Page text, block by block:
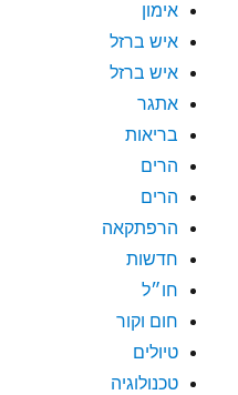
אימון
איש ברזל
איש ברזל
אתגר
בריאות
הרים
הרים
הרפתקאה
חדשות
חו״ל
חום וקור
טיולים
טכנולוגיה